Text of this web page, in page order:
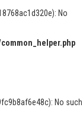
No
No such